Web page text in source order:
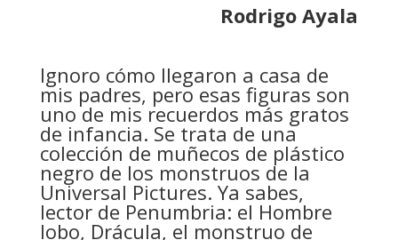
Rodrigo Ayala
Ignoro cómo llegaron a casa de
mis padres, pero esas figuras son
uno de mis recuerdos más gratos
de infancia. Se trata de una
colección de muñecos de plástico
negro de los monstruos de la
Universal Pictures. Ya sabes,
lector de Penumbria: el Hombre
lobo, Drácula, el monstruo de